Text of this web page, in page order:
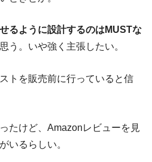
るように設計するのはMUSTな
う。いや強く主張したい。
トを販売前に行っていると信
たけど、Amazonレビューを見
いるらしい。